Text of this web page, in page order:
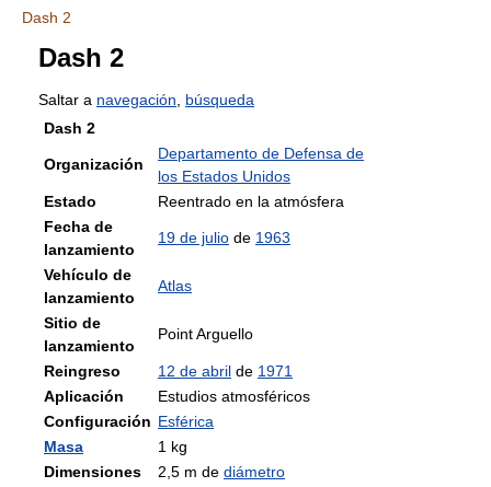
Dash 2
Dash 2
Saltar a navegación
búsqueda
Dash 2
Organización
Departamento de Defensa de
los Estados Unidos
Estado
Reentrado en la atmósfera
Fecha de
lanzamiento
19 de julio de 1963
Vehículo de
lanzamiento
Atlas
Sitio de
lanzamiento
Point Arguello
Reingreso 12 de abril de 1971
Aplicación
Estudios atmosféricos
Configuración Esférica
Masa
1 kg
Dimensiones
2,5 m de diámetro